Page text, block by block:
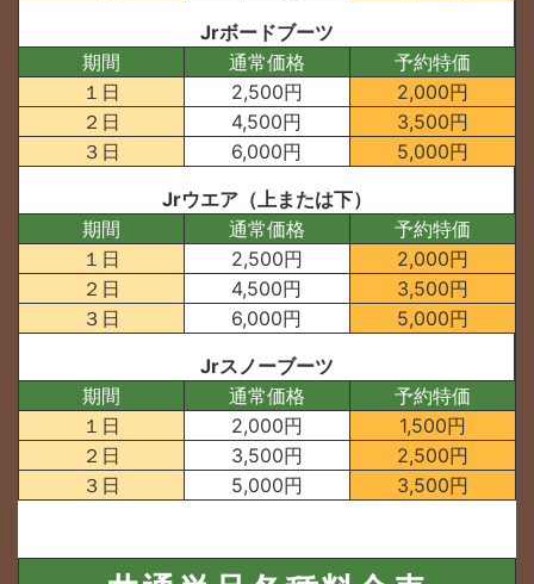
Jrボードブーツ
期間
通常価格
予約特価
１日
2,500円
2,000円
２日
4,500円
3,500円
３日
6,000円
5,000円
Jrウエア（上または下）
期間
通常価格
予約特価
１日
2,500円
2,000円
２日
4,500円
3,500円
３日
6,000円
5,000円
Jrスノーブーツ
期間
通常価格
予約特価
１日
2,000円
1,500円
２日
3,500円
2,500円
３日
5,000円 3,500円